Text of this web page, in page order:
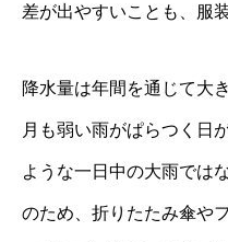
差が出やすいことも、服
降水量は年間を通じて大
月も弱い雨がぱらつく日
ような一日中の大雨では
のため、折りたたみ傘や